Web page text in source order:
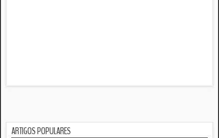
ARTIGOS POPULARES